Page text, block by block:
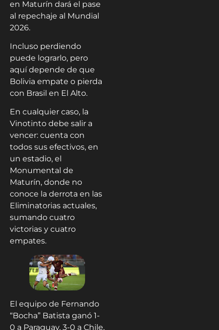
en Maturín dará el pase
al repechaje al Mundial
2026.
Incluso perdiendo
puede lograrlo, pero
aquí depende de que
Bolivia empate o pierda
con Brasil en El Alto.
En cualquier caso, la
Vinotinto debe salir a
vencer: cuenta con
todos sus efectivos, en
un estadio, el
Monumental de
Maturín, donde no
conoce la derrota en las
Eliminatorias actuales,
sumando cuatro
victorias y cuatro
empates.
El equipo de Fernando
“Bocha” Batista ganó 1-
0 a Paraguay, 3-0 a Chile,